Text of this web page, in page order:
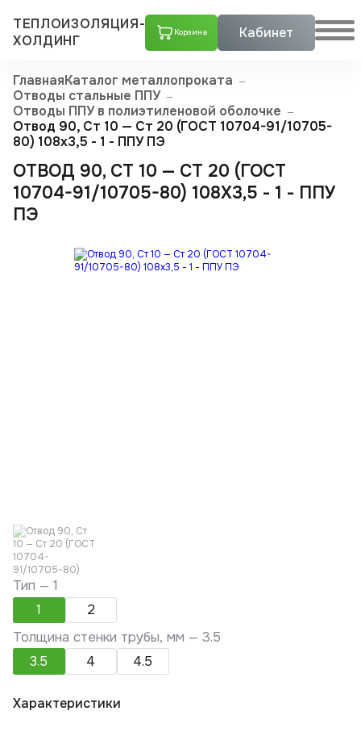
ТЕПЛОИЗОЛЯЦИЯ-
ХОЛДИНГ
Корзина Кабинет
ГлавнаяКаталог металлопроката
Отводы стальные ППУ
Отводы ППУ в полиэтиленовой оболочке
Отвод 90, Ст 10 — Ст 20 (ГОСТ 10704-91/10705-
80) 108x3,5 - 1 - ППУ ПЭ
ОТВОД 90, СТ 10 — СТ 20 (ГОСТ
10704-91/10705-80) 108X3,5 - 1 - ППУ
ПЭ
Тип —1
1
2
Толщина стенки трубы, мм —3.5
3.5
4 4.5
Характеристики